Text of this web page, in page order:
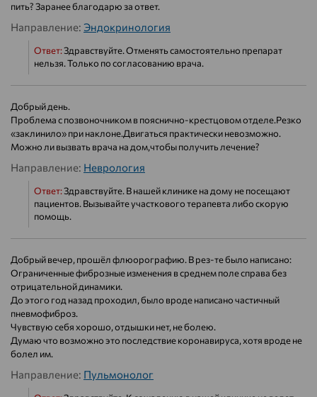
пить? Заранее благодарю за ответ.
Направление: Эндокринология
Ответ:Здравствуйте. Отменять самостоятельно препарат
нельзя. Только по согласованию врача.
Добрый день.
Проблема с позвоночником в пояснично-крестцовом отделе.Резко
«заклинило» при наклоне.Двигаться практически невозможно.
Можно ли вызвать врача на дом,чтобы получить лечение?
Направление: Неврология
Ответ:Здравствуйте. В нашей клинике на дому не посещают
пациентов. Вызывайте участкового терапевта либо скорую
помощь.
Добрый вечер, прошёл флюорографию. В рез-те было написано:
Ограниченные фиброзные изменения в среднем поле справа без
отрицательной динамики.
До этого год назад проходил, было вроде написано частичный
пневмофиброз.
Чувствую себя хорошо, отдышки нет, не болею.
Думаю что возможно это последствие коронавируса, хотя вроде не
болел им.
Направление: Пульмонолог